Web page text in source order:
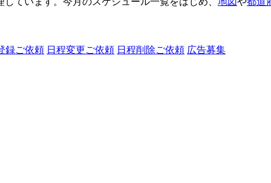
録ご依頼 日程変更ご依頼 日程削除ご依頼 広告募集